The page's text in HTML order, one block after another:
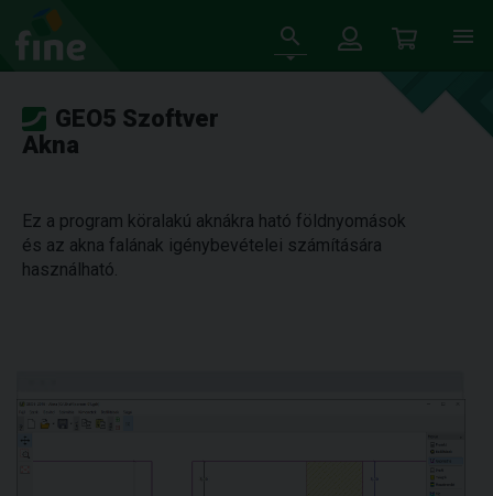
GEO5 Szoftver
Akna
Ez a program köralakú aknákra ható földnyomások
és az akna falának igénybevételei számítására
használható.